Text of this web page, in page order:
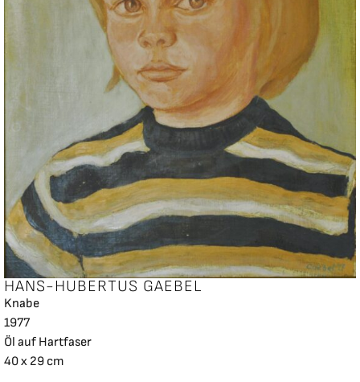
HANS-HUBERTUS GAEBEL
Knabe
1977
Öl auf Hartfaser
40 x 29 cm